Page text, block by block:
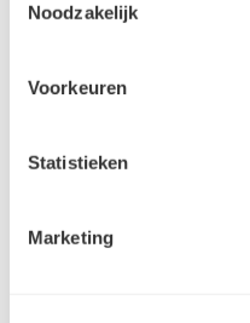
Noodzakelijk
Voorkeuren
Statistieken
Marketing
De roostergoot tegen